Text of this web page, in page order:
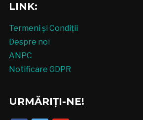
LINK:
Termeni și Condiții
Despre noi
ANPC
Notificare GDPR
URMĂRIȚI-NE!